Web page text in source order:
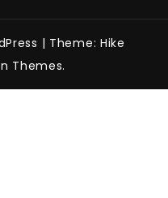
| Theme: Hike
Themes.